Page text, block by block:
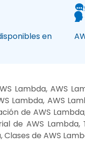
en
Lambda, AWS
Lambda, AWS
de AWS
de AWS
de AWS